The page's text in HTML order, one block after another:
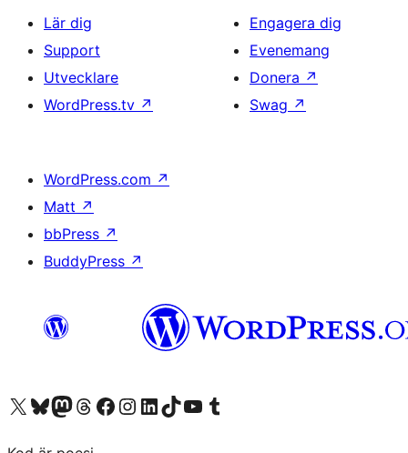
Lär dig
Support
Utvecklare
WordPress.tv ↗
Engagera dig
Evenemang
Donera ↗
Swag ↗
WordPress.com ↗
Matt ↗
bbPress ↗
BuddyPress ↗
Besök vår X-konto (f.d. Twitter)
Besök vårt Bluesky-konto
Besök vårt Mastodon-konto
Besök vårt Thread-konto
Besök vår Facebook-sidaBesök vårt Instagram-konto
Besök vårt LinkedIn-konto
Besök vårt TikTok-konto
Besök vår YouTube-kanalBesök vårt Tumblr-konto